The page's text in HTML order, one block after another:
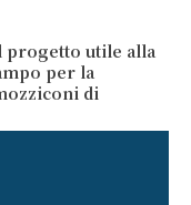
progetto utile alla
per la
di